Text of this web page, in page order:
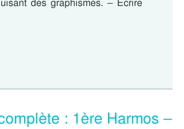
des graphismes. – Ecrire
: 1ère Harmos –